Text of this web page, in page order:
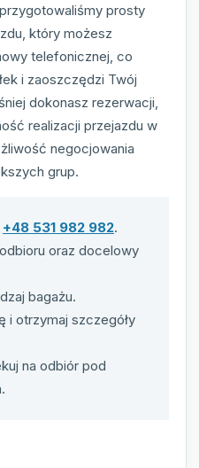
prosty
który możesz
telefonicznej, co
i zaoszczędzi Twój
dokonasz rezerwacji,
realizacji przejazdu w
negocjowania
grup.
+48 531 982 982.
oraz docelowy
bagażu.
i otrzymaj szczegóły
na odbiór pod